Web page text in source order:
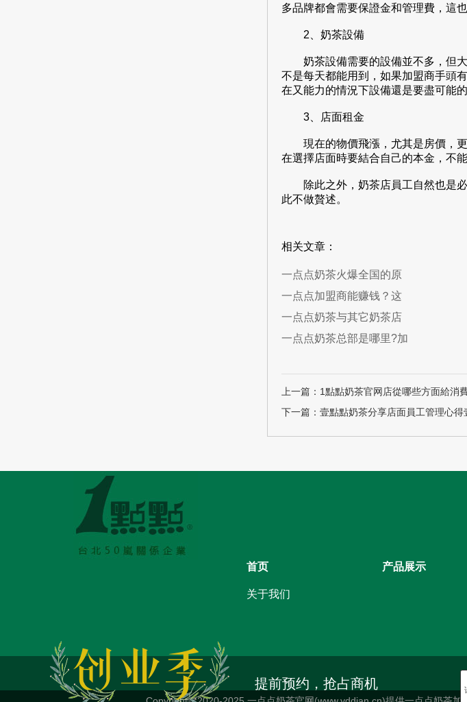
多品牌都會需要保證金和管理費，這
2、奶茶設備
奶茶設備需要的設備並不多，但大
不是每天都能用到，如果加盟商手頭
在又能力的情況下設備還是要盡可能
3、店面租金
現在的物價飛漲，尤其是房價，更
在選擇店面時要結合自己的本金，不
除此之外，奶茶店員工自然也是必
此不做贅述。
相关文章：
一点点奶茶火爆全国的原
一点点加盟商能赚钱？这
一点点奶茶与其它奶茶店
一点点奶茶总部是哪里?加
上一篇：1點點奶茶官网店從哪些方面給消
下一篇：壹點點奶茶分享店面員工管理心得
首页
关于我们
产品展示
提前预约，抢占商机